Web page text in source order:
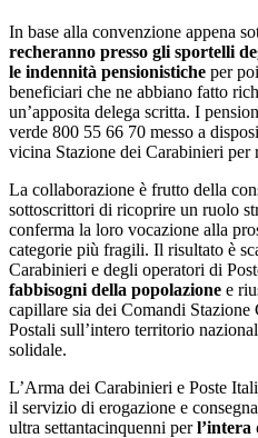
In base alla convenzione appena
recheranno presso gli sportelli
le indennità pensionistiche per
beneficiari che ne abbiano fatto
un’apposita delega scritta. I
verde 800 55 66 70 messo a
vicina Stazione dei Carabinieri
La collaborazione è frutto della
sottoscrittori di ricoprire un ruolo
conferma la loro vocazione alla
categorie più fragili. Il risultato è
Carabinieri e degli operatori di
fabbisogni della popolazione e
capillare sia dei Comandi
Postali sull’intero territorio
solidale.
L’Arma dei Carabinieri e Poste
il servizio di erogazione e
ultra settantacinquenni perl’intera